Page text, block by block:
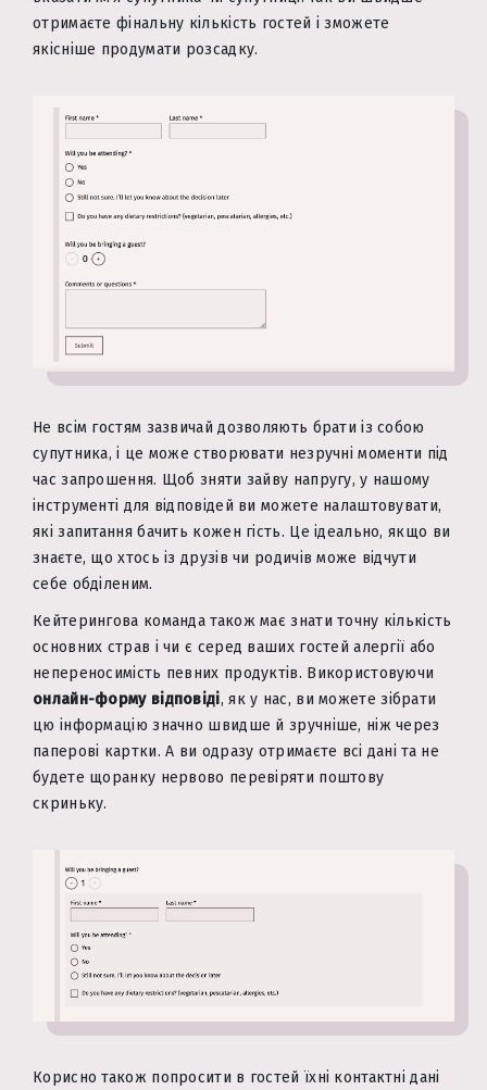
отримаєте фінальну кількість гостей і зможете
якісніше продумати розсадку.
Не всім гостям зазвичай дозволяють брати із собою
супутника, і це може створювати незручні моменти під
час запрошення. Щоб зняти зайву напругу, у нашому
інструменті для відповідей ви можете налаштовувати,
які запитання бачить кожен гість. Це ідеально, якщо ви
знаєте, що хтось із друзів чи родичів може відчути
себе обділеним.
Кейтерингова команда також має знати точну кількість
основних страв і чи є серед ваших гостей алергії або
непереносимість певних продуктів. Використовуючи
онлайн-форму відповіді, як у нас, ви можете зібрати
цю інформацію значно швидше й зручніше, ніж через
паперові картки. А ви одразу отримаєте всі дані та не
будете щоранку нервово перевіряти поштову
скриньку.
Корисно також попросити в гостей їхні контактні дані